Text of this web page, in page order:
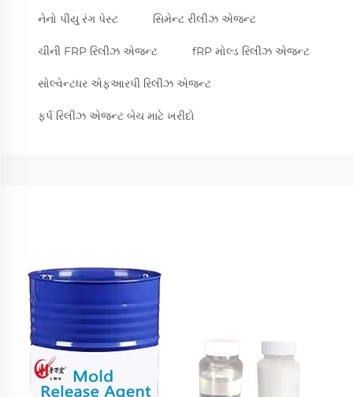
નેનો પીયુ રંગ પેસ્ટ સિમેન્ટ રીલીઝ એજન્ટ
ચીની FRP રિલીઝ એજન્ટ fRP મોલ્ડ રિલીઝ એજન્ટ
સોલ્વેન્ટધર એફઆરપી રિલીઝ એજન્ટ
ફર્પ રિલીઝ એજન્ટ બેચ માટે ખરીદો